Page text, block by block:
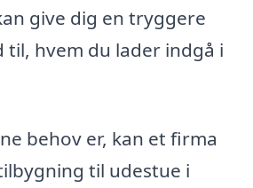
give dig en tryggere
til, hvem du lader indgå i
behov er, kan et firma
til udestue i